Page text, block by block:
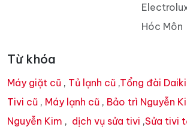
Hóc Môn
Từ khóa
Máy giặt cũ , Tủ lạnh cũ ,Tổng đài
Tivi cũ , Máy lạnh cũ , Bảo trì Nguyễn
Nguyễn Kim , dịch vụ sửa tivi ,Sửa tivi